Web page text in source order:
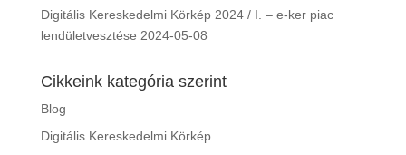
Digitális Kereskedelmi Körkép 2024 / I. – e-ker piac
lendületvesztése 2024-05-08
Cikkeink kategória szerint
Blog
Digitális Kereskedelmi Körkép